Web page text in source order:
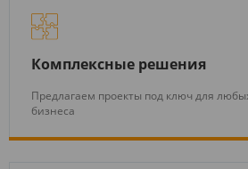
Комплексные решения
Предлагаем проекты под ключ для
бизнеса